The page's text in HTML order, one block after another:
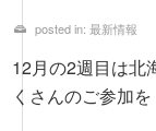
posted in: 最新情報
12月の2週目は北
くさんのご参加